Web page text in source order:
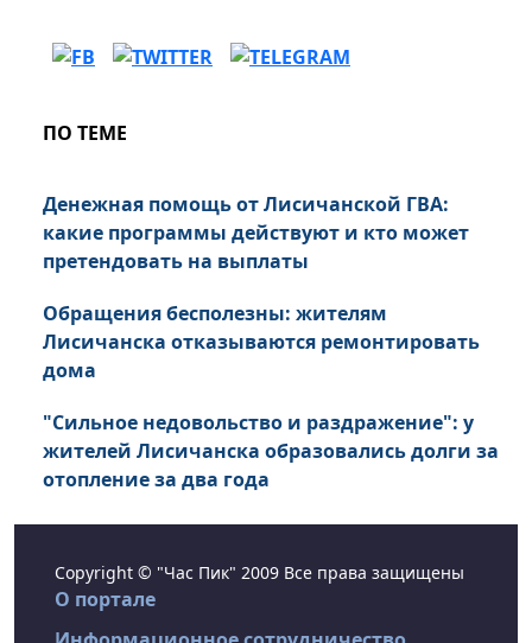
ПО ТЕМЕ
Денежная помощь от Лисичанской ГВА:
какие программы действуют и кто может
претендовать на выплаты
Обращения бесполезны: жителям
Лисичанска отказываются ремонтировать
дома
"Сильное недовольство и раздражение": у
жителей Лисичанска образовались долги за
отопление за два года
Copyright © "Час Пик" 2009 Все права защищены
О портале